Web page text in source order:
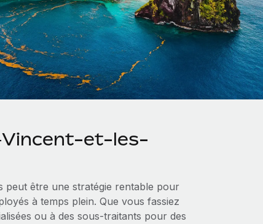
et-les-
peut être une stratégie rentable pour
à temps plein. Que vous fassiez
ou à des sous-traitants pour des